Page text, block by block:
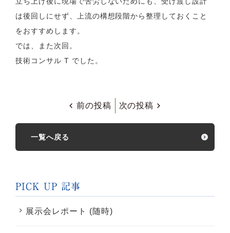
は後回しにせず、上流の構想段階から整理しておくこと
をおすすめします。
では、また次回。
技術コンサル T でした。
前の投稿 次の投稿
一覧へ戻る
PICK UP 記事
展示会レポート (随時)